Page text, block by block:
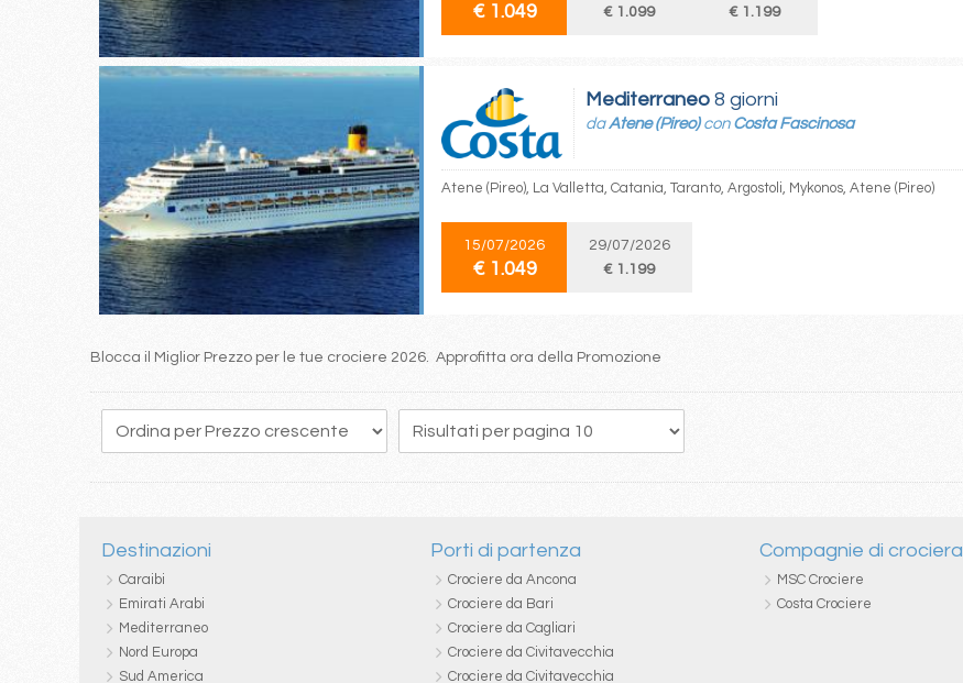
€ 1.049
€ 1.099
€ 1.199
Mediterraneo 8 giorni
daAtene (Pireo)con Costa Fascinosa
Atene (Pireo), La Valletta, Catania, Taranto, Argostoli, Mykonos, Atene (Pireo)
15/07/2026
€ 1.049
29/07/2026
€ 1.199
Blocca il Miglior Prezzo per le tue crociere 2026. Approfitta ora della Promozione
1 3 4 5 6
Destinazioni
Caraibi
Emirati Arabi
Mediterraneo
Nord Europa
Sud America
Porti di partenza
Crociere da Ancona
Crociere da Bari
Crociere da Cagliari
Crociere da Civitavecchia
Crociere da Civitavecchia
Compagnie di crociera
MSC Crociere
Costa Crociere